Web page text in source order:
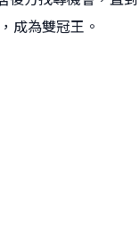
成為雙冠王。